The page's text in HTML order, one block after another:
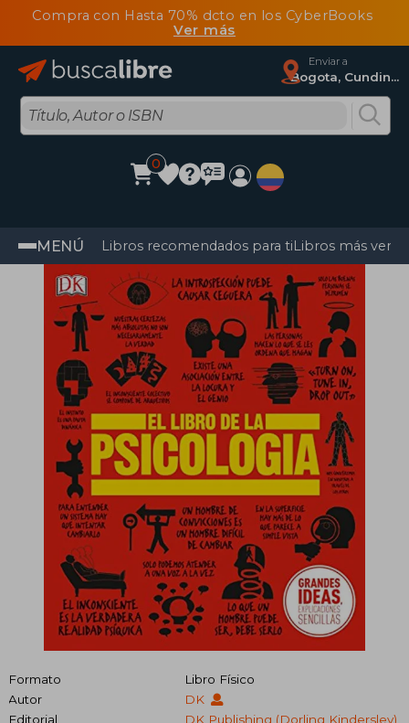
Compra con Hasta 70% dcto en los CyberBooks
Ver más
Enviar a
Bogota, Cundinamarca
0
MENÚ Libros recomendados para tiLibros más
Formato
Libro Físico
Autor
DK
Editorial
DK Publishing (Dorling Kindersley)